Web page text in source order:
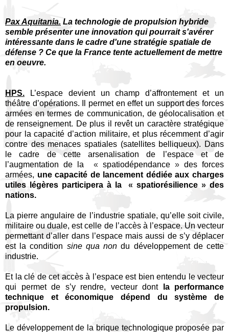
Pax Aquitania. La technologie de propulsion hybride
semble présenter une innovation qui pourrait s'avérer
intéressante dans le cadre d'une stratégie spatiale de
défense ? Ce que la France tente actuellement de mettre
en oeuvre.
HPS.
L’espace devient un champ d’affrontement et un
théâtre d’opérations. Il permet en effet un support des forces
armées en termes de communication, de géolocalisation et
de renseignement. De plus il revêt un caractère stratégique
pour la capacité d’action militaire, et plus récemment d’agir
contre des menaces spatiales (satellites belliqueux). Dans
le cadre de cette arsenalisation de l’espace et de
l’augmentation de la « spatiodépendance » des forces
armées, une capacité de lancement dédiée aux charges
utiles légères participera à la«spatiorésilience» des
nations.
La pierre angulaire de l’industrie spatiale, qu’elle soit civile,
militaire ou duale, est celle de l’accès à l’espace. Un vecteur
permettant d’aller dans l’espace mais aussi de s’y déplacer
est la condition sine qua non du développement de cette
industrie.
Et la clé de cet accès à l’espace est bien entendu le vecteur
qui permet de s’y rendre, vecteur dont
la performance
technique et économique dépend du système de
propulsion.
Le développement de la brique technologique proposée par